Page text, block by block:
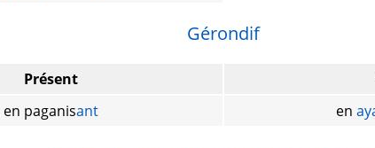
Gérondif
Présent
en paganisant
en